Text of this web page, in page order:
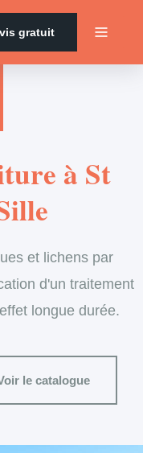
gratuit
à St
et lichens par
d'un traitement
longue durée.
le catalogue